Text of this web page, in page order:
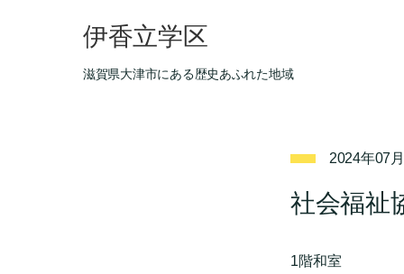
伊香立学区
滋賀県大津市にある歴史あふれた地域
2024年07
社会福祉
1階和室